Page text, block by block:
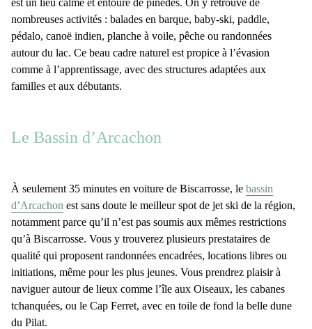
nombreuses activités : balades en barque, baby-ski, paddle,
pédalo, canoë indien, planche à voile, pêche ou randonnées
autour du lac. Ce beau cadre naturel est propice à l’évasion
comme à l’apprentissage, avec des structures adaptées aux
familles et aux débutants.
Le Bassin d’Arcachon
À seulement 35 minutes en voiture de Biscarrosse, le bassin
d’Arcachon est sans doute le meilleur spot de jet ski de la région,
notamment parce qu’il n’est pas soumis aux mêmes restrictions
qu’à Biscarrosse. Vous y trouverez plusieurs prestataires de
qualité qui proposent randonnées encadrées, locations libres ou
initiations, même pour les plus jeunes. Vous prendrez plaisir à
naviguer autour de lieux comme l’île aux Oiseaux, les cabanes
tchanquées, ou le Cap Ferret, avec en toile de fond la belle dune
du Pilat.